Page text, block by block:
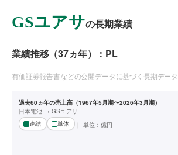
GSユアサの長期業績
業績推移（37ヵ年）：PL
有価証券報告書などの公開データに基づく長期データ
過去60ヵ年の売上高（1967年5月期〜2026年3月期）
日本電池 → GSユアサ
連結
単体 単位： 億円